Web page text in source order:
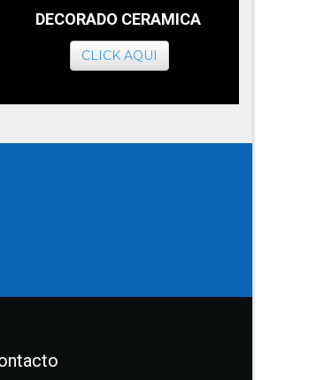
DECORADO CERAMICA
CLICK AQUI